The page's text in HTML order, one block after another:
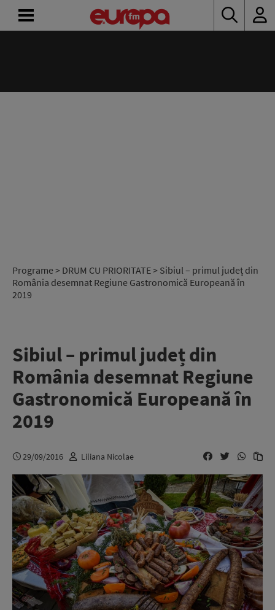
Programe> DRUM CU PRIORITATE> Sibiul – primul județ din
România desemnat Regiune Gastronomică Europeană în
2019
Sibiul – primul județ din
România desemnat Regiune
Gastronomică Europeană în
2019
29/09/2016 Liliana Nicolae